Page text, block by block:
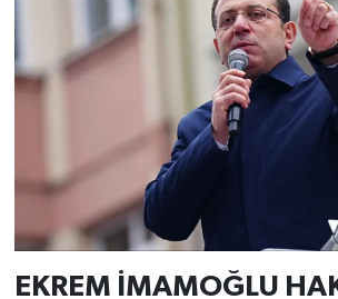
EKREM İMAMOĞLU